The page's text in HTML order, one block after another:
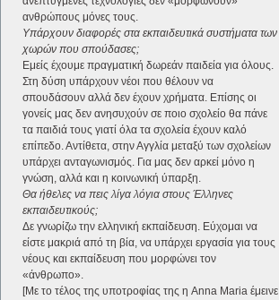
ανθρώπους μόνες τους.
Υπάρχουν διαφορές στα εκπαιδευτικά συστήματα των
χωρών που σπούδασες;
Εμείς έχουμε πραγματική δωρεάν παιδεία για όλους.
Στη δύση υπάρχουν νέοι που θέλουν να
σπουδάσουν αλλά δεν έχουν χρήματα. Επίσης οι
γονείς μας δεν ανησυχούν σε ποιο σχολείο θα πάνε
τα παιδιά τους γιατί όλα τα σχολεία έχουν καλό
επίπεδο. Αντίθετα, στην Αγγλία μεταξύ των σχολείων
υπάρχει ανταγωνισμός. Για μας δεν αρκεί μόνο η
γνώση, αλλά και η κοινωνική ύπαρξη.
Θα ήθελες να πεις λίγα λόγια στους Έλληνες
εκπαιδευτικούς;
Δε γνωρίζω την ελληνική εκπαίδευση. Εύχομαι να
είστε μακριά από τη βία, να υπάρχει εργασία για τους
νέους και εκπαίδευση που μορφώνει τον
«άνθρωπο».
[Με το τέλος της υποτροφίας της η Anna Maria έμεινε